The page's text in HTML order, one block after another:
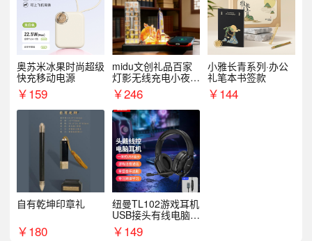
奥苏米冰果时尚超级
快充移动电源
￥159
midu文创礼品百家
灯影无线充电小夜灯
纪念礼品定制
￥246
小雅长青系列·办公
礼笔本书签款
￥144
自有乾坤印章礼
￥180
纽曼TL102游戏耳机
USB接头有线电脑耳
机耳麦
￥149